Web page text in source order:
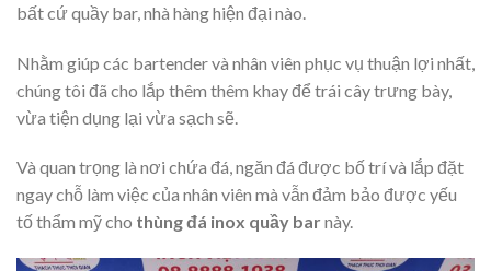
bất cứ quầy bar, nhà hàng hiện đại nào.
Nhằm giúp các bartender và nhân viên phục vụ thuận lợi nhất,
chúng tôi đã cho lắp thêm thêm khay để trái cây trưng bày,
vừa tiện dụng lại vừa sạch sẽ.
Và quan trọng là nơi chứa đá, ngăn đá được bố trí và lắp đặt
ngay chỗ làm việc của nhân viên mà vẫn đảm bảo được yếu
tố thẩm mỹ cho thùng đá inox quầy barnày.